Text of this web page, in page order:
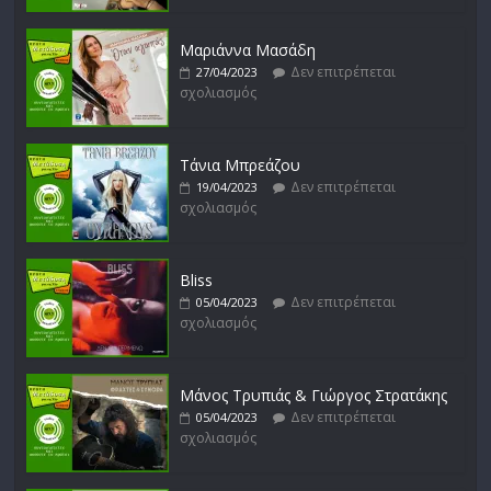
σχολιασμός
σχολιασμός
Μαριάννα Μασάδη
27/04/2023
Δεν επιτρέπεται
σχολιασμός
Τάνια Μπρεάζου
19/04/2023
Δεν επιτρέπεται
σχολιασμός
Bliss
05/04/2023
Δεν επιτρέπεται
σχολιασμός
Μάνος Τρυπιάς & Γιώργος Στρατάκης
05/04/2023
Δεν επιτρέπεται
σχολιασμός